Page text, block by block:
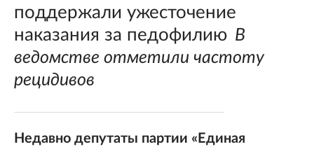
поддержали ужесточение
наказания за педофилию В
ведомстве отметили частоту
рецидивов
Недавно депутаты партии «Единая